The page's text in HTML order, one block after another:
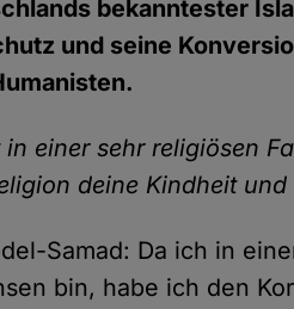
bekanntester
und seine
in einer sehr religiösen
deine Kindheit
Samad: Da ich in
bin, habe ich den